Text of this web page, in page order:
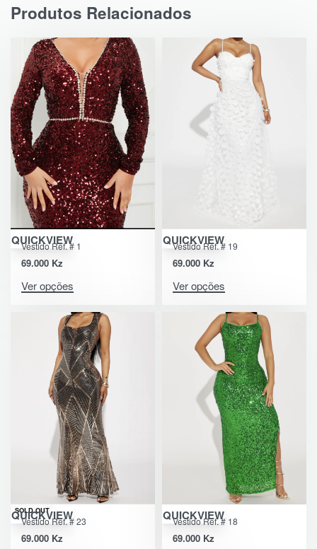
Produtos Relacionados
QUICKVIEW
Vestido Ref. # 1
69.000 Kz
Ver opções
QUICKVIEW
Vestido Ref. # 19
69.000 Kz
Ver opções
SOLD OUT
QUICKVIEW
Vestido Ref. # 23
69.000 Kz
QUICKVIEW
Vestido Ref. # 18
69.000 Kz